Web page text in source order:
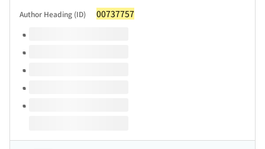
Author Heading (ID) 00737757
Volumes of this title